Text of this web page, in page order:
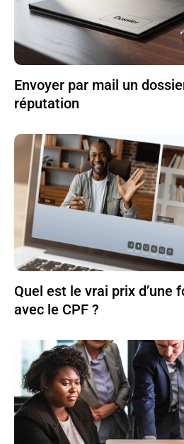
Envoyer par mail un
réputation
Quel est le vrai prix d’une
avec le CPF ?